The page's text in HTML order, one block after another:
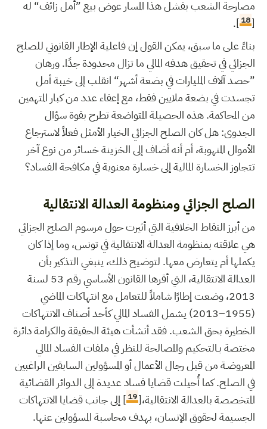
مصارحة الشعب بفشل هذا المسار عوض بيع ”أمل زائف“ له
[
18
].
بناءً على ما سبق، يمكن القول إن فاعلية الإطار القانوني للصلح
الجزائي في تحقيق هدفه المالي ما تزال محدودة جدًا. ورهان
”حصد آلاف المليارات في بضعة أشهر“ انقلب إلى خيبة أمل
تجسدت في بضعة ملايين فقط، مع إعفاء عدد من كبار المتهمين
من المحاكمة. هذه الحصيلة المتواضعة تطرح بقوة سؤال
الجدوى: هل كان الصلح الجزائي الخيار الأمثل فعلاً لاسترجاع
الأموال المنهوبة، أم أنه أضاف إلى الخزينة خسائر من نوع آخر
تتجاوز الخسارة المالية إلى خسارة معنوية في مكافحة الفساد؟
الصلح الجزائي ومنظومة العدالة الانتقالية
من أبرز النقاط الخلافية التي أثيرت حول مرسوم الصلح الجزائي
هي علاقته بمنظومة العدالة الانتقالية في تونس، وما إذا كان
يكملها أم يتعارض معها. لتوضيح ذلك، ينبغي التذكير بأن
العدالة الانتقالية، التي أقرها القانون الأساسي رقم 53 لسنة
2013، وضعت إطارًا شاملاً للتعامل مع انتهاكات الماضي
(1955–2013) يشمل الفساد المالي كأحد أصناف الانتهاكات
الخطيرة بحق الشعب. فقد أنشأت هيئة الحقيقة والكرامة دائرة
مختصة بـالتحكيم والمصالحة للنظر في ملفات الفساد المالي
المعروضـة من قبل رجال الأعمال أو المسؤولين السابقين الراغبين
في الصلح. كما أُحيلت قضايا فساد عديدة إلى الدوائر القضائية
المتخصصة بالعدالة الانتقالية،[19] إلى جانب قضايا الانتهاكات
الجسيمة لحقوق الإنسان، بهدف محاسبة المسؤولين عنها.